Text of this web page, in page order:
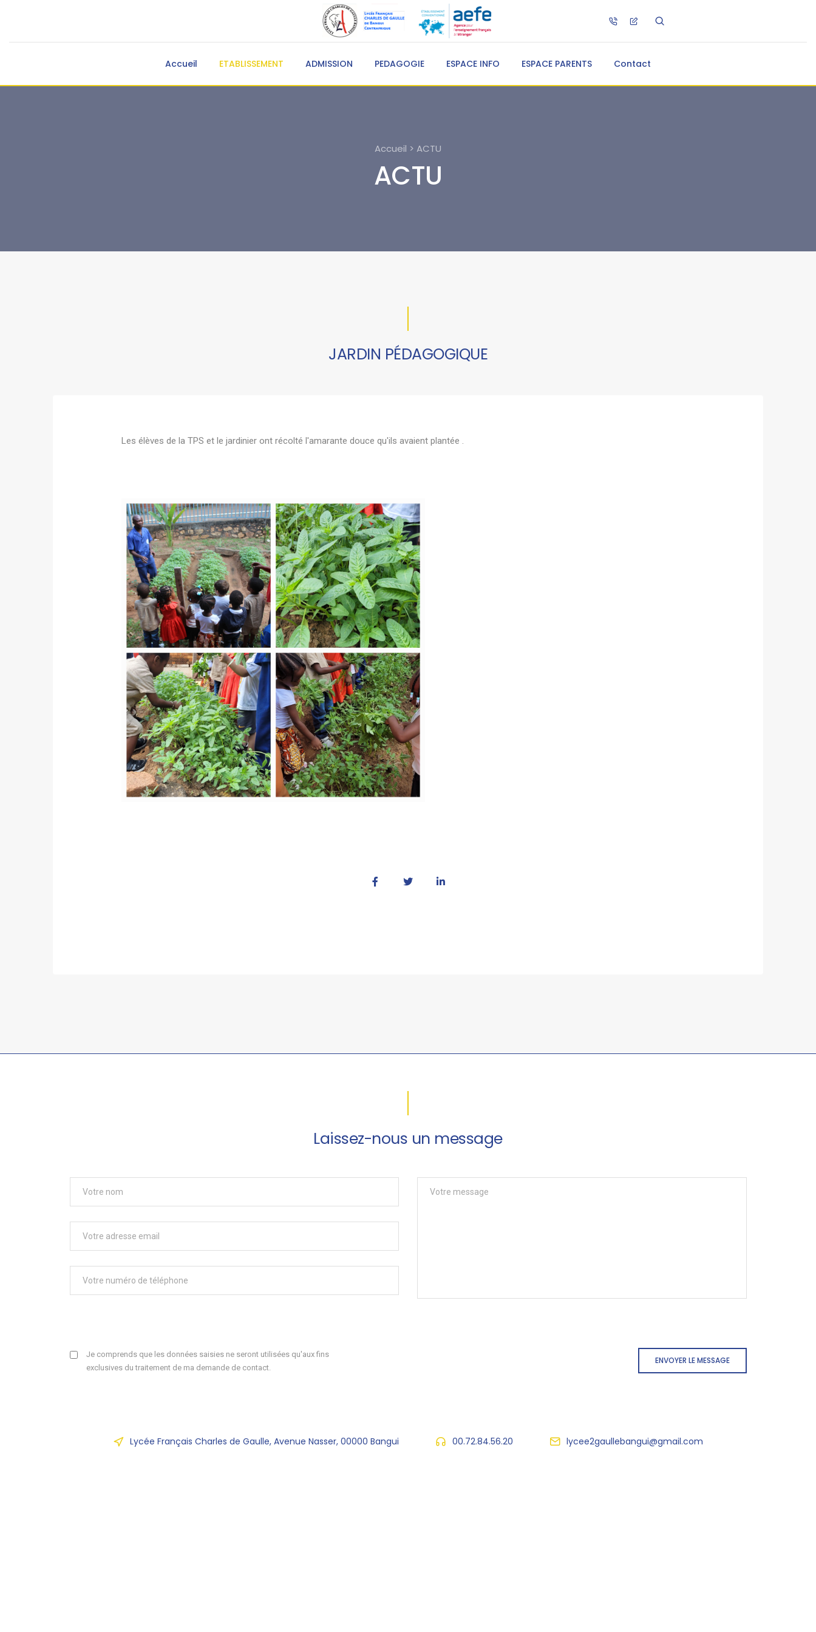
Accueil ETABLISSEMENT ADMISSION PEDAGOGIE ESPACE INFO ESPACE PARENTS Contact
Accueil > ACTU
ACTU
JARDIN PÉDAGOGIQUE
Les élèves de la TPS et le jardinier ont récolté l'amarante douce qu'ils avaient plantée .
Laissez-nous un message
Je comprends que les données saisies ne seront utilisées qu'aux fins
exclusives du traitement de ma demande de contact.
ENVOYER LE MESSAGE
Lycée Français Charles de Gaulle, Avenue Nasser, 00000 Bangui 00.72.84.56.20 lycee2gaullebangui@gmail.com